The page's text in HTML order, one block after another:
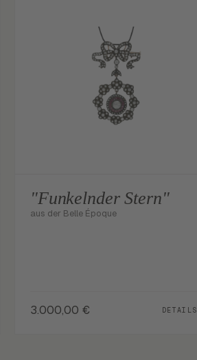
"Funkelnder Stern"
aus der Belle Époque
3.000,00 € DETAILS